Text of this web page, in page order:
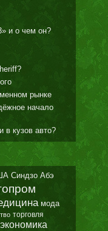
и о чем он?
рынке
начало
в кузов авто?
Синдзо Абэ
мода
торговля
экономика